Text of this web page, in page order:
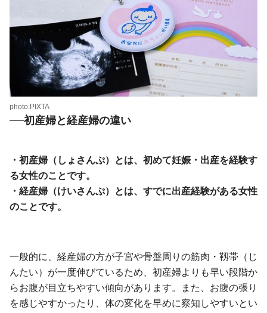
photo:PIXTA
初産婦と経産婦の違い
・初産婦（しょさんぷ）とは、初めて妊娠・出産を経験す
る女性のことです。
・経産婦（けいさんぷ）とは、すでに出産経験がある女性
のことです。
一般的に、経産婦の方が子宮や骨盤周りの筋肉・靱帯（じ
んたい）が一度伸びているため、初産婦よりも早い段階か
らお腹が目立ちやすい傾向があります。また、お腹の張り
を感じやすかったり、体の変化を早めに察知しやすいとい